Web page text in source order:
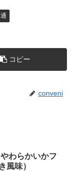
コピー
conveni
わらかいかフ
風味）